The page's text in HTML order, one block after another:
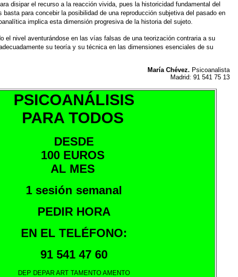
disipar el recurso a la reacción vivida, pues la historicidad fundamental del
basta para concebir la posibilidad de una reproducción subjetiva del pasado en
implica esta dimensión progresiva de la historia del sujeto.
el nivel aventurándose en las vías falsas de una teorización contraria a su
su teoría y su técnica en las dimensiones esenciales de su
María Chévez. Psicoanalista
Madrid: 91 541 75 13
PSICOANÁLISIS
PARA TODOS
DESDE
100 EUROS
AL MES
1 sesión semanal
PEDIR HORA
EN EL TELÉFONO:
91 541 47 60
DEP DEPAR ART TAMENTO AMENTO